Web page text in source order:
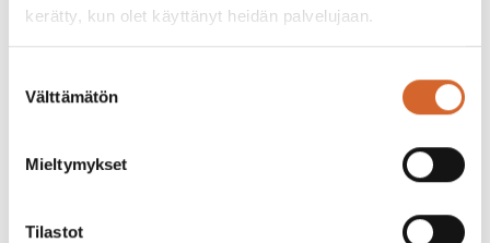
kerätty, kun olet käyttänyt heidän palvelujaan.
valinta
Välttämätön
Mieltymykset
Tilastot
Lantmännen Viitasaari
MVS metsäpalvelut
ForestHouse Oy